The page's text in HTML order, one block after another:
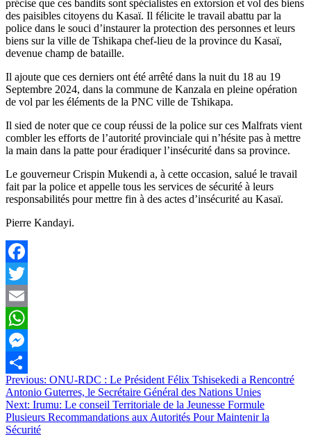
précise que ces bandits sont spécialistes en extorsion et vol des biens
des paisibles citoyens du Kasaï. Il félicite le travail abattu par la
police dans le souci d’instaurer la protection des personnes et leurs
biens sur la ville de Tshikapa chef-lieu de la province du Kasaï,
devenue champ de bataille.
Il ajoute que ces derniers ont été arrêté dans la nuit du 18 au 19
Septembre 2024, dans la commune de Kanzala en pleine opération
de vol par les éléments de la PNC ville de Tshikapa.
Il sied de noter que ce coup réussi de la police sur ces Malfrats vient
combler les efforts de l’autorité provinciale qui n’hésite pas à mettre
la main dans la patte pour éradiquer l’insécurité dans sa province.
Le gouverneur Crispin Mukendi a, à cette occasion, salué le travail
fait par la police et appelle tous les services de sécurité à leurs
responsabilités pour mettre fin à des actes d’insécurité au Kasaï.
Pierre Kandayi.
Facebook
Twitter
Email
WhatsApp
Messenger
Partager
Navigation
de
l’article
Previous: ONU-RDC : Le Président Félix Tshisekedi a Rencontré
Antonio Guterres, le Secrétaire Général des Nations Unies
Next: Irumu: Le conseil Territoriale de la Jeunesse Formule
Plusieurs Recommandations aux Autorités Pour Maintenir la
Sécurité